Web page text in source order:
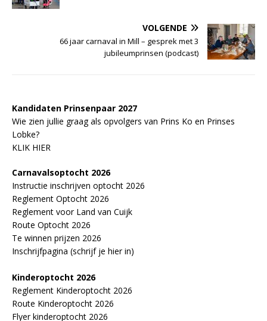
VOLGENDE
66 jaar carnaval in Mill – gesprek met 3
jubileumprinsen (podcast)
Kandidaten Prinsenpaar 2027
Wie zien jullie graag als opvolgers van Prins Ko en Prinses
Lobke?
KLIK HIER
Carnavalsoptocht 2026
Instructie inschrijven optocht 2026
Reglement Optocht 2026
Reglement voor Land van Cuijk
Route Optocht 2026
Te winnen prijzen 2026
Inschrijfpagina (schrijf je hier in)
Kinderoptocht 2026
Reglement Kinderoptocht 2026
Route Kinderoptocht 2026
Flyer kinderoptocht 2026